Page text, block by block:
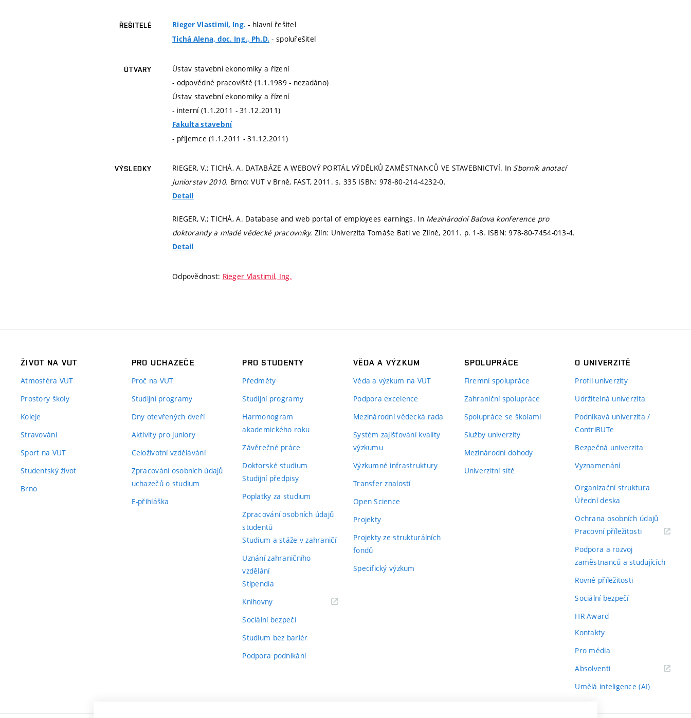
ŘEŠITELÉ Rieger Vlastimil, Ing. - hlavní řešitel
Tichá Alena, doc. Ing., Ph.D. - spoluřešitel
ÚTVARY
Ústav stavební ekonomiky a řízení
- odpovědné pracoviště (1.1.1989 - nezadáno)
Ústav stavební ekonomiky a řízení
- interní (1.1.2011 - 31.12.2011)
Fakulta stavební
- příjemce (1.1.2011 - 31.12.2011)
VÝSLEDKY RIEGER, V.; TICHÁ, A. DATABÁZE A WEBOVÝ PORTÁL VÝDĚLKŮ ZAMĚSTNANCŮ VE STAVEBNICTVÍ. In Sborník anotací
Juniorstav 2010. Brno: VUT v Brně, FAST, 2011.s. 335 ISBN: 978-80-214-4232-0.
Detail
RIEGER, V.; TICHÁ, A. Database and web portal of employees earnings. In Mezinárodní Baťova konference pro
doktorandy a mladé vědecké pracovníky. Zlín: Univerzita Tomáše Bati ve Zlíně, 2011. p. 1-8. ISBN: 978-80-7454-013-4.
Detail
Odpovědnost: Rieger Vlastimil, Ing.
ŽIVOT NA VUT
Atmosféra VUT
Prostory školy
Koleje
Stravování
Sport na VUT
Studentský život
Brno
PRO UCHAZEČE
Proč na VUT
Studijní programy
Dny otevřených dveří
Aktivity pro juniory
Celoživotní vzdělávání
Zpracování osobních údajů
uchazečů o studium
E-přihláška
PRO STUDENTY
Předměty
Studijní programy
Harmonogram
akademického roku
Závěrečné práce
Doktorské studium
Studijní předpisy
Poplatky za studium
Zpracování osobních údajů
studentů
Studium a stáže v zahraničí
Uznání zahraničního
vzdělání
Stipendia
Knihovny(externí
Sociální bezpečí
Studium bez bariér
Podpora podnikání
VĚDA A VÝZKUM
Věda a výzkum na VUT
Podpora excelence
Mezinárodní vědecká rada
Systém zajišťování kvality
výzkumu
Výzkumné infrastruktury
Transfer znalostí
Open Science
Projekty
Projekty ze strukturálních
fondů
Specifický výzkum
SPOLUPRÁCE
Firemní spolupráce
Zahraniční spolupráce
Spolupráce se školami
Služby univerzity
Mezinárodní dohody
Univerzitní sítě
O UNIVERZITĚ
Profil univerzity
Udržitelná univerzita
Podnikavá univerzita /
ContriBUTe
Bezpečná univerzita
Vyznamenání
Organizační struktura
Úřední deska
Ochrana osobních údajů
Pracovní příležitosti(externí
Podpora a rozvoj
zaměstnanců a studujících
Rovné příležitosti
Sociální bezpečí
HR Award
Kontakty
Pro média
Absolventi(externí
Umělá inteligence (AI)